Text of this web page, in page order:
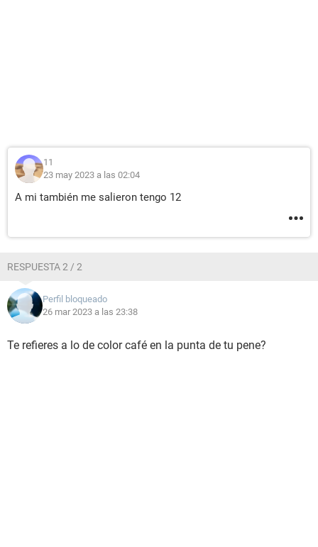
11
23 may 2023 a las 02:04
A mi también me salieron tengo 12
RESPUESTA 2 / 2
Perfil bloqueado
26 mar 2023 a las 23:38
Te refieres a lo de color café en la punta de tu pene?